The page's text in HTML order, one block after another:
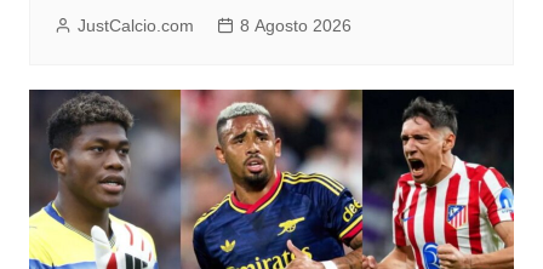
JustCalcio.com 8 Agosto 2026